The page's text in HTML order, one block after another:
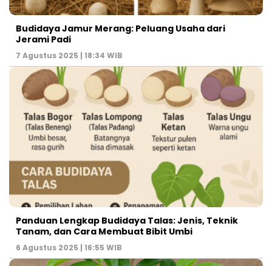
Budidaya Jamur Merang: Peluang Usaha dari
Jerami Padi
7 Agustus 2025 | 18:34 WIB
Panduan Lengkap Budidaya Talas: Jenis, Teknik
Tanam, dan Cara Membuat Bibit Umbi
6 Agustus 2025 | 16:55 WIB